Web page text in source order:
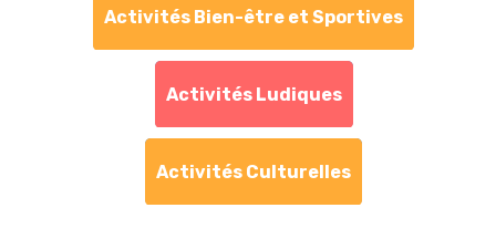
Activités Bien-être et Sportives
Activités Ludiques
Activités Culturelles